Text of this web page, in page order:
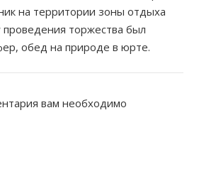
на территории зоны отдыха
проведения торжества был
обед на природе в юрте.
вам необходимо